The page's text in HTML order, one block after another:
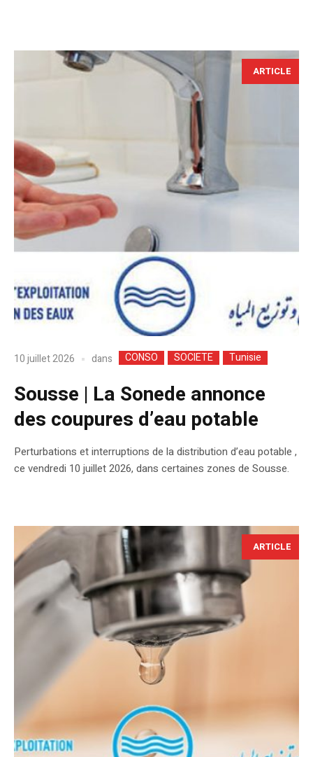
ARTICLE
10 juillet 2026 dans CONSO SOCIETE Tunisie
Sousse | La Sonede annonce
des coupures d’eau potable
Perturbations et interruptions de la distribution d’eau potable ,
ce vendredi 10 juillet 2026, dans certaines zones de Sousse.
ARTICLE